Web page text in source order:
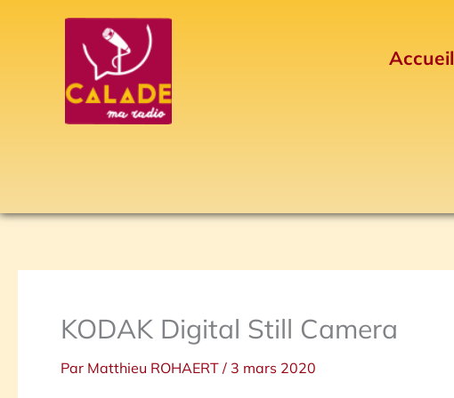
Accueil
KODAK Digital Still Camera
Par Matthieu ROHAERT / 3 mars 2020